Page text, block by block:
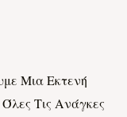
Μια Εκτενή
Τις Ανάγκες